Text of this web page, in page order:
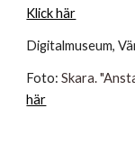
Klick här
Digitalmuseum,
Foto:Skara.
här